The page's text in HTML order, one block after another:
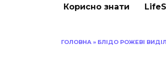
Корисно знати
ГОЛОВНА » БЛІДО РОЖЕВІ